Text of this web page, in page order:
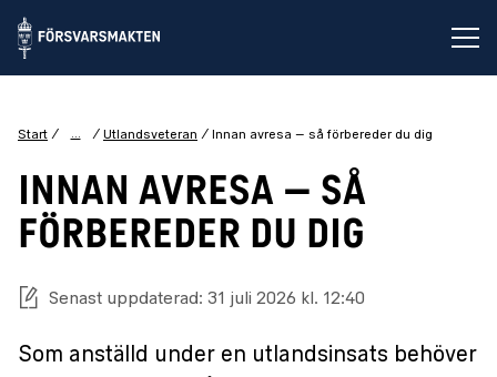
Start ... Utlandsveteran Innan avresa – så förbereder du dig
INNAN AVRESA – SÅ
FÖRBEREDER DU DIG
Senast uppdaterad: 31 juli 2026 kl. 12:40
Som anställd under en utlandsinsats behöver